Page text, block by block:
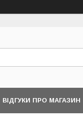
ВІДГУКИ ПРО МАГАЗИН